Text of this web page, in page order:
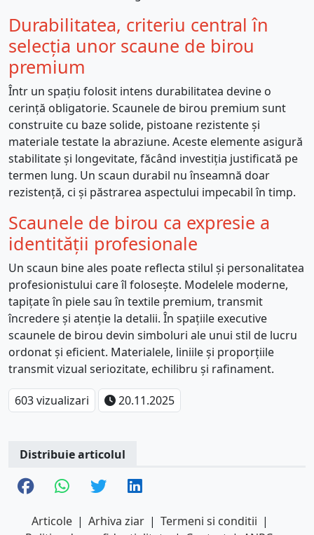
Durabilitatea, criteriu central în
selecția unor scaune de birou
premium
Într un spațiu folosit intens durabilitatea devine o
cerință obligatorie. Scaunele de birou premium sunt
construite cu baze solide, pistoane rezistente și
materiale testate la abraziune. Aceste elemente asigură
stabilitate și longevitate, făcând investiția justificată pe
termen lung. Un scaun durabil nu înseamnă doar
rezistență, ci și păstrarea aspectului impecabil în timp.
Scaunele de birou ca expresie a
identității profesionale
Un scaun bine ales poate reflecta stilul și personalitatea
profesionistului care îl folosește. Modelele moderne,
tapițate în piele sau în textile premium, transmit
încredere și atenție la detalii. În spațiile executive
scaunele de birou devin simboluri ale unui stil de lucru
ordonat și eficient. Materialele, liniile și proporțiile
transmit vizual seriozitate, echilibru și rafinament.
603 vizualizari 20.11.2025
Distribuie articolul
Articole | Arhiva ziar | Termeni si conditii |